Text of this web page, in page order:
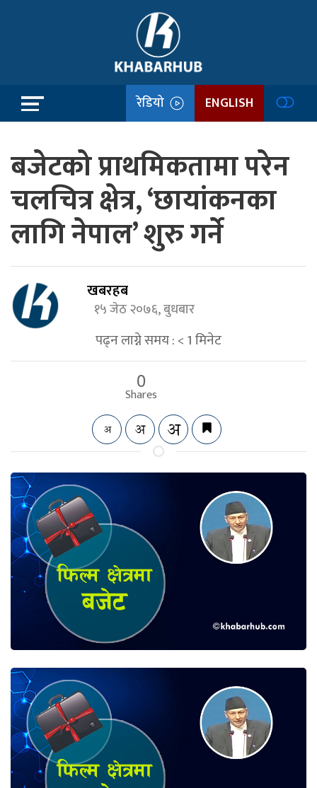
रेडियो ENGLISH
बजेटको प्राथमिकतामा परेन
चलचित्र क्षेत्र, ‘छायांकनका
लागि नेपाल’ शुरु गर्ने
खबरहब
१५ जेठ २०७६, बुधबार
पढ्न लाग्ने समय :< 1मिनेट
0
Shares